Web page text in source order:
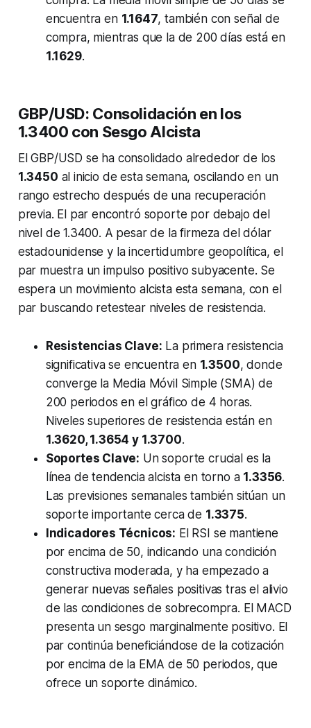
encuentra en 1.1647, también con señal de
compra, mientras que la de 200 días está en
1.1629.
GBP/USD: Consolidación en los
1.3400 con Sesgo Alcista
El GBP/USD se ha consolidado alrededor de los
1.3450 al inicio de esta semana, oscilando en un
rango estrecho después de una recuperación
previa. El par encontró soporte por debajo del
nivel de 1.3400. A pesar de la firmeza del dólar
estadounidense y la incertidumbre geopolítica, el
par muestra un impulso positivo subyacente. Se
espera un movimiento alcista esta semana, con el
par buscando retestear niveles de resistencia.
Resistencias Clave: La primera resistencia
significativa se encuentra en 1.3500, donde
converge la Media Móvil Simple (SMA) de
200 periodos en el gráfico de 4 horas.
Niveles superiores de resistencia están en
1.3620, 1.3654 y 1.3700.
Soportes Clave: Un soporte crucial es la
línea de tendencia alcista en torno a 1.3356.
Las previsiones semanales también sitúan un
soporte importante cerca de 1.3375.
Indicadores Técnicos: El RSI se mantiene
por encima de 50, indicando una condición
constructiva moderada, y ha empezado a
generar nuevas señales positivas tras el alivio
de las condiciones de sobrecompra. El MACD
presenta un sesgo marginalmente positivo. El
par continúa beneficiándose de la cotización
por encima de la EMA de 50 periodos, que
ofrece un soporte dinámico.